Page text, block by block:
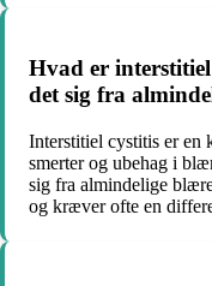
Hvad er
det sig fra
Interstitiel cystitis er en
smerter og ubehag i
sig fra almindelige
og kræver ofte en